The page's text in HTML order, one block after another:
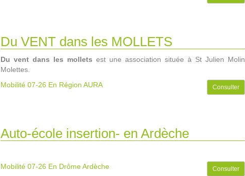
Du VENT dans les MOLLETS
Du vent dans les mollets est une association située à St Julien Molin
Molettes.
Mobilité 07-26 En Région AURA Consulter
Auto-école insertion- en Ardèche
Mobilité 07-26 En Drôme Ardèche Consulter